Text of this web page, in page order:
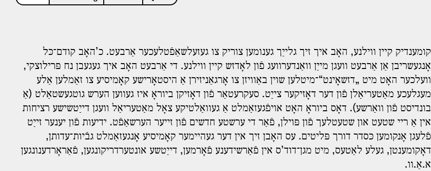
קומענדיק קײן װילנע, האָב איך זיך גלײַך גענומען צוריק צו געזעלשאַפֿטלעכער אַרבעט. כ’האָב קודם־כּל
אָנגעשריבן אַן אַרבעט װעגן מײַן װאַנדערװעג פֿון לאָדזש קײן װילנע. די אַרבעט האָב איך געגעבן נח פּרילוצקי,
װעלכער האָט מיט „דזשאָינט“־מיטלען שוין באַװיזן צו אָרגאַניזירן אַ היסטאָרישע קאָמיסיע צו זאַמלען אַלע
מעגלעכע מאַטעריאַלן פֿון דער דאָזיקער צײַט. סעקרעטאַר פֿון דאָזיקן ביוראָ איז געװען הערש גוטגעשטאַלט (אַ
בונדיסט פֿון װאַרשע). דאָס ביוראָ האָט אויפֿגעזאַמלט אַ געװאַלטיקע צאָל מאַטעריאַל װעגן דײַטשישע רציחות
אין אַ רײ שטעט און שטעטלעך פֿון פּוילן, פֿאַר די ערשטע חדשים פֿון זײער הערשאַפֿט. ידיעות פֿון יענער זײַט
פֿלעגן אָנקומען כּסדר דורך פּליטים. עס האָבן זיך אין דער געהײמער קאָמיסיע אָנגעזאַמלט גבֿיות־עדותן,
דאָקומענטן, געלע לאַטעס, מיט מגן־דוד’ס אין פֿאַרשידענע פֿאָרמען, דײַטשע אונטערדריקונגען, פֿאַראָרדענונגען
א.אַ.װ.